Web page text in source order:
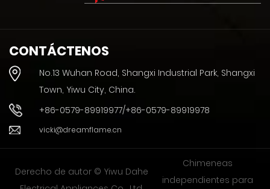
CONTÁCTENOS
No.13 Wuhan Road, Shangxi Industrial Park, Shangxi
Town, Yiwu City, China.
+86-0579-89919977/+86-0579-89919978
vicki@dreamflame.cn
Derecho de autor © Yiwu Dahe
Chimeneas
independientes para